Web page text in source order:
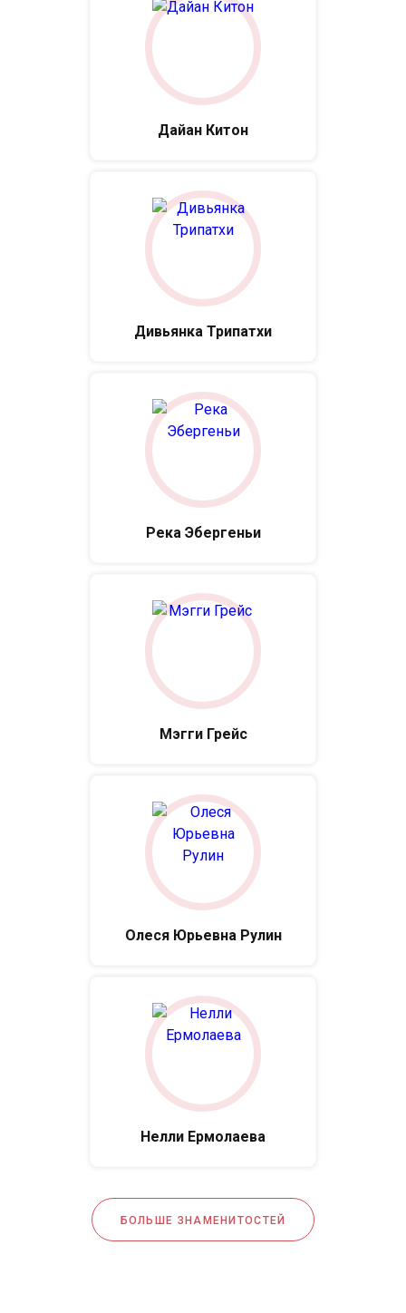
Дайан Китон
Дивьянка Трипатхи
Река Эбергеньи
Мэгги Грейс
Олеся Юрьевна Рулин
Нелли Ермолаева
БОЛЬШЕ ЗНАМЕНИТОСТЕЙ